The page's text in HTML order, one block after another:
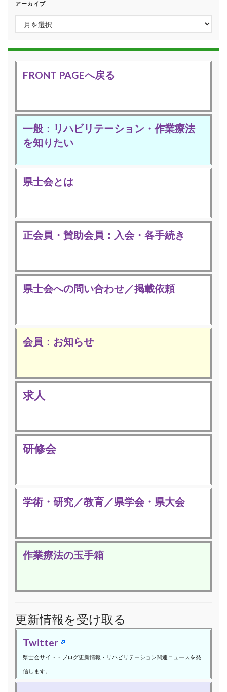
アーカイブ
アーカイブ
FRONT PAGEへ戻る
一般：リハビリテーション・作業療法
を知りたい
県士会とは
正会員・賛助会員：入会・各手続き
県士会への問い合わせ／掲載依頼
会員：お知らせ
求人
研修会
学術・研究／教育／県学会・県大会
作業療法の玉手箱
更新情報を受け取る
Twitter
県士会サイト・ブログ更新情報・リハビリテーション関連ニュースを発
信します。